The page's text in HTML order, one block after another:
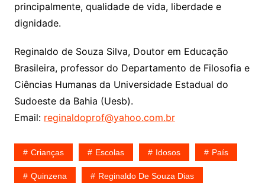
principalmente, qualidade de vida, liberdade e
dignidade.
Reginaldo de Souza Silva, Doutor em Educação
Brasileira, professor do Departamento de Filosofia e
Ciências Humanas da Universidade Estadual do
Sudoeste da Bahia (Uesb).
Email: reginaldoprof@yahoo.com.br
Crianças Escolas Idosos País
Quinzena Reginaldo De Souza Dias